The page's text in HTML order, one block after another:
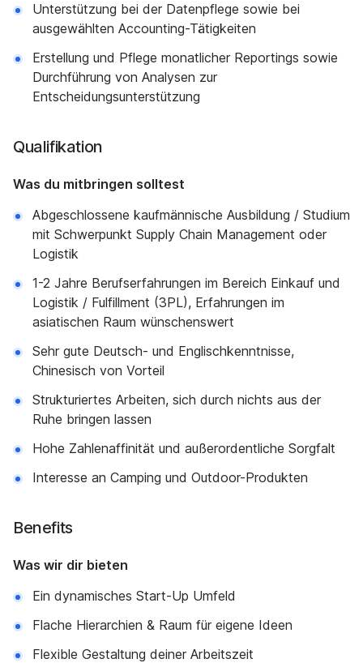
Unterstützung bei der Datenpflege sowie bei
ausgewählten Accounting-Tätigkeiten
Erstellung und Pflege monatlicher Reportings sowie
Durchführung von Analysen zur
Entscheidungsunterstützung
Qualifikation
Was du mitbringen solltest
Abgeschlossene kaufmännische Ausbildung / Studium
mit Schwerpunkt Supply Chain Management oder
Logistik
1-2 Jahre Berufserfahrungen im Bereich Einkauf und
Logistik / Fulfillment (3PL), Erfahrungen im
asiatischen Raum wünschenswert
Sehr gute Deutsch- und Englischkenntnisse,
Chinesisch von Vorteil
Strukturiertes Arbeiten, sich durch nichts aus der
Ruhe bringen lassen
Hohe Zahlenaffinität und außerordentliche Sorgfalt
Interesse an Camping und Outdoor-Produkten
Benefits
Was wir dir bieten
Ein dynamisches Start-Up Umfeld
Flache Hierarchien & Raum für eigene Ideen
Flexible Gestaltung deiner Arbeitszeit